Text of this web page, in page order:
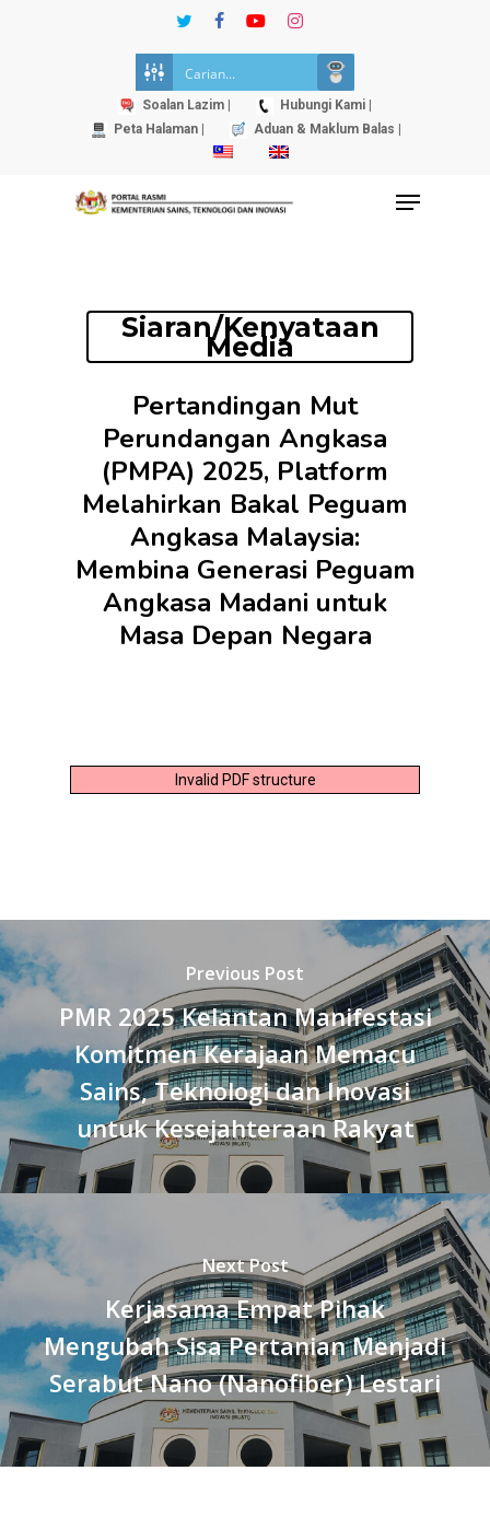
twitterfacebookyoutubeinstagram
Soalan Lazim |
Hubungi Kami |
Peta Halaman |
Aduan & Maklum Balas |
Menu
Siaran/Kenyataan
Media
Pertandingan Mut
Perundangan Angkasa
(PMPA) 2025, Platform
Melahirkan Bakal Peguam
Angkasa Malaysia:
Membina Generasi Peguam
Angkasa Madani untuk
Masa Depan Negara
Invalid PDF structure
Previous Post
PMR 2025 Kelantan Manifestasi
Komitmen Kerajaan Memacu
Sains, Teknologi dan Inovasi
untuk Kesejahteraan Rakyat
Next Post
Kerjasama Empat Pihak
Mengubah Sisa Pertanian Menjadi
Serabut Nano (Nanofiber) Lestari